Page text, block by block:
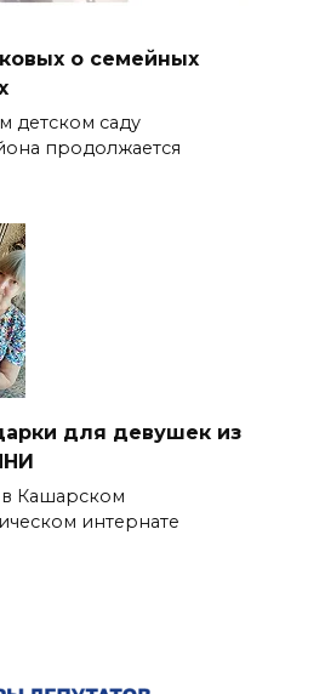
о семейных
детском саду
продолжается
для девушек из
Кашарском
интернате